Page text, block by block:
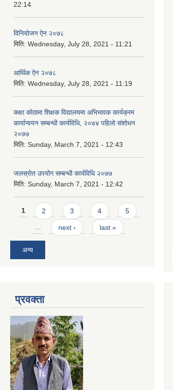
22:14
विनियोजन ऐन २०७८
मिति: Wednesday, July 28, 2021 - 11:21
आर्थिक ऐन २०७८
मिति: Wednesday, July 28, 2021 - 11:19
कक्षा कोठामा शिक्षक विद्यालयमा अभिभावक कार्यक्रम
कार्यान्वयन सम्बन्धी कार्यविधि, २०७४ पहिलो संशोधन
२०७७
मिति: Sunday, March 7, 2021 - 12:43
जलस्रोत उपयोग सम्बन्धी कार्यविधि २०७७
मिति: Sunday, March 7, 2021 - 12:42
Pages
1 2 3 4 5
… next › last »
अन्य
प्रवक्ता